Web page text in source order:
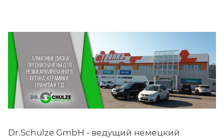
Dr.Schulze GmbH - ведущий немецкий